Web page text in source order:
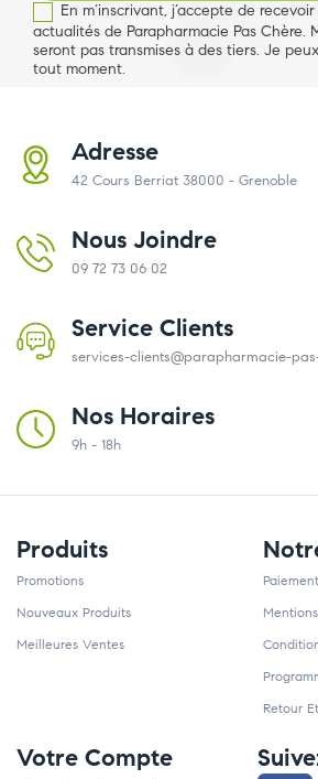
En m’inscrivant, j’accepte de
actualités de Parapharmacie Pas Chère.
seront pas transmises à des tiers. Je
tout moment.
Adresse
42 Cours Berriat 38000 - Grenoble
Nous Joindre
09 72 73 06 02
Service Clients
services-clients@parapharmacie-
Nos Horaires
9h - 18h
Produits
Promotions
Nouveaux Produits
Meilleures Ventes
Retour
Votre Compte